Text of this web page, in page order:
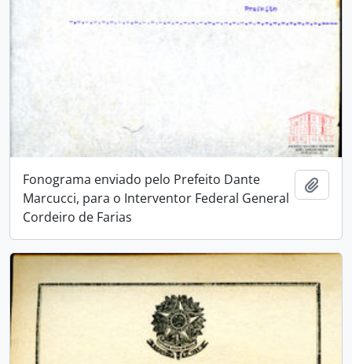
Fonograma enviado pelo Prefeito Dante
Marcucci, para o Interventor Federal General
Cordeiro de Farias